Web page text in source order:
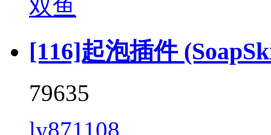
双鱼
[116]起泡插件
79635
ly871108